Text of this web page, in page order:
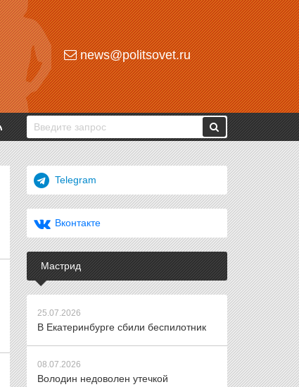
news@politsovet.ru
Telegram
Вконтакте
Мастрид
25.07.2026
В Екатеринбурге сбили беспилотник
08.07.2026
Володин недоволен утечкой